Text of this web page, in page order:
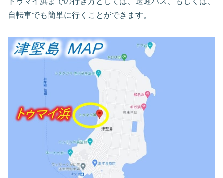
自転車でも簡単に行くことができます。